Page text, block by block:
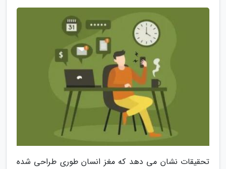
تحقیقات نشان می دهد که مغز انسان طوری طراحی شده